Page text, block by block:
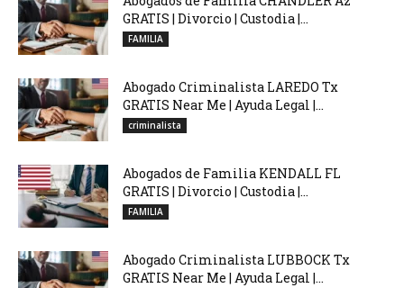
GRATIS | Divorcio | Custodia |...
FAMILIA
Abogado Criminalista LAREDO Tx
GRATIS Near Me | Ayuda Legal |...
criminalista
Abogados de Familia KENDALL FL
GRATIS | Divorcio | Custodia |...
FAMILIA
Abogado Criminalista LUBBOCK Tx
GRATIS Near Me | Ayuda Legal |...